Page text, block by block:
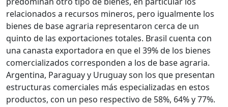
relacionados a recursos mineros, pero igualmente los
bienes de base agraria representaron cerca de un
quinto de las exportaciones totales. Brasil cuenta con
una canasta exportadora en que el 39% de los bienes
comercializados corresponden a los de base agraria.
Argentina, Paraguay y Uruguay son los que presentan
estructuras comerciales más especializadas en estos
productos, con un peso respectivo de 58%, 64% y 77%.